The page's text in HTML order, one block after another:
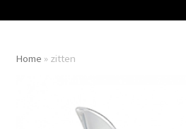
Home » zitten